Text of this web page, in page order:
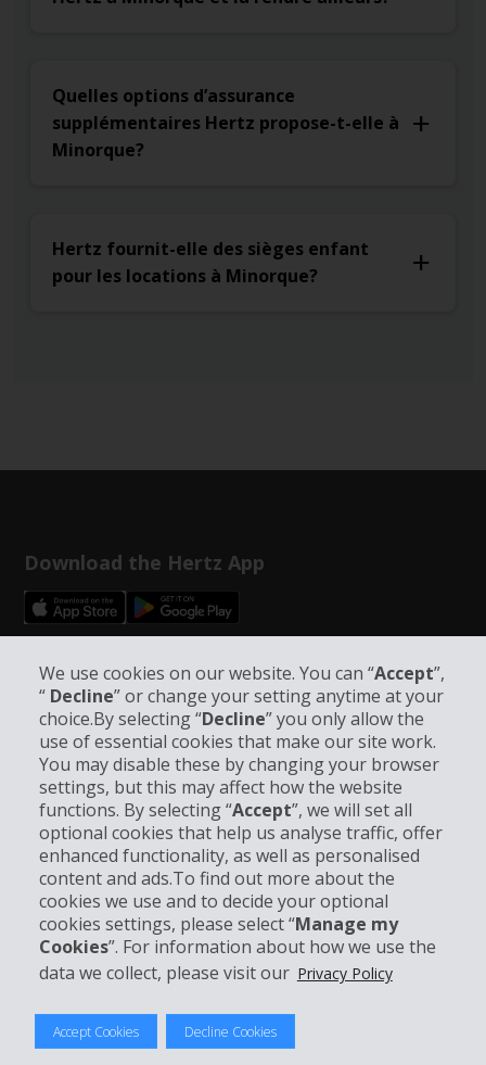
We use cookies on our website. You can “Accept”,
“ Decline” or change your setting anytime at your
choice.By selecting “Decline” you only allow the
use of essential cookies that make our site work.
You may disable these by changing your browser
settings, but this may affect how the website
functions. By selecting “Accept”, we will set all
optional cookies that help us analyse traffic, offer
enhanced functionality, as well as personalised
content and ads.To find out more about the
cookies we use and to decide your optional
cookies settings, please select “Manage my
Cookies”. For information about how we use the
data we collect, please visit our Privacy Policy
Accept Cookies Decline Cookies
Quelles options d’assurance
supplémentaires Hertz propose-t-elle à
Minorque?
Hertz fournit-elle des sièges enfant
pour les locations à Minorque?
Download the Hertz App
Follow Us on Social Media
Company Information
Business
Customer Support
© 2026 The Hertz System, Inc.